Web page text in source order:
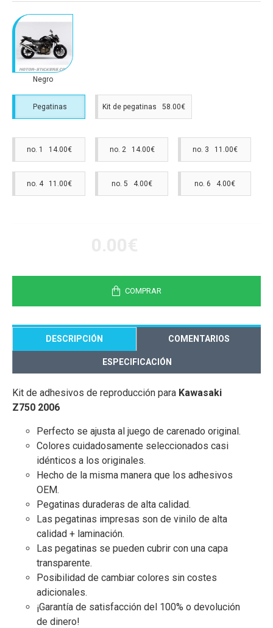
Negro
Pegatinas Kit de pegatinas 58.00€
no. 1 14.00€ no. 2 14.00€ no. 3 11.00€
no. 4 11.00€ no. 5 4.00€ no. 6 4.00€
COMPRAR
DESCRIPCIÓN COMENTARIOS
ESPECIFICACIÓN
Kit de adhesivos de reproducción para Kawasaki
Z750 2006
Perfecto se ajusta al juego de carenado original.
Colores cuidadosamente seleccionados casi
idénticos a los originales.
Hecho de la misma manera que los adhesivos
OEM.
Pegatinas duraderas de alta calidad.
Las pegatinas impresas son de vinilo de alta
calidad + laminación.
Las pegatinas se pueden cubrir con una capa
transparente.
Posibilidad de cambiar colores sin costes
adicionales.
¡Garantía de satisfacción del 100% o devolución
de dinero!